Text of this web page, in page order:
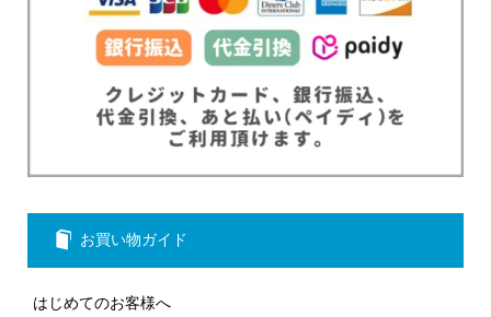
お買い物ガイド
はじめてのお客様へ